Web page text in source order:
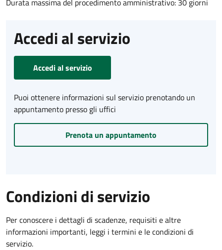
Accedi al servizio
Accedi al servizio
Puoi ottenere informazioni sul servizio prenotando un
appuntamento presso gli uffici
Prenota un appuntamento
Condizioni di servizio
Per conoscere i dettagli di scadenze, requisiti e altre
informazioni importanti, leggi i termini e le condizioni di
servizio.